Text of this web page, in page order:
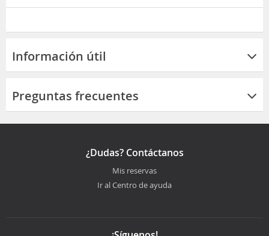
Información útil
Preguntas frecuentes
¿Dudas? Contáctanos
Mis reservas
Ir al Centro de ayuda